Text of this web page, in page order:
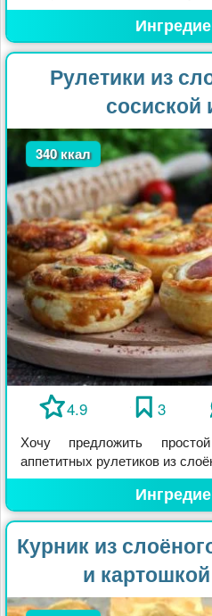
Рулетики из
340 ккал
4.9 3
Хочу предложить
аппетитных рулетиков из
Курник из
и